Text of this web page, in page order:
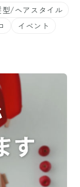
型/ヘアスタイル
イベント